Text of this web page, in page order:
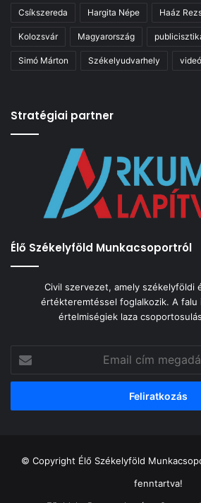
Csíkszereda Hargita Népe Haáz
Kolozsvár Magyarország
Simó Márton Székelyudvarhely videó
Stratégiai partner
Élő Székelyföld Munkacsoportról
Civil szervezet, amely székelyföldi
értékteremtéssel foglalkozik. A
értelmiségiek laza
cím
megadása
© Copyright Élő Székelyföld
fenntartva!